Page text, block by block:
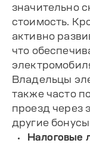
значительно
стоимость.
активно
что
Владельцы
также часто
проезд через
другие
Налоговые